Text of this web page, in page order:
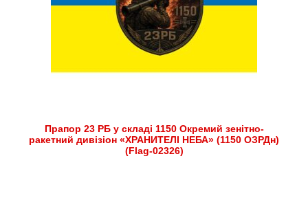
Прапор 23 РБ у складі 1150 Окремий зенітно-
ракетний дивізіон «ХРАНИТЕЛІ НЕБА» (1150 ОЗРДн)
(Flag-02326)